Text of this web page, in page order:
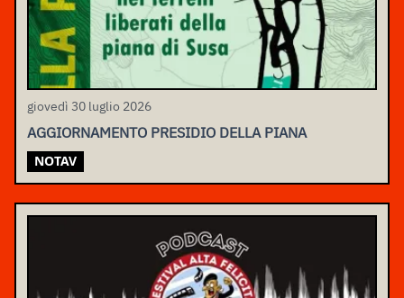
giovedì 30 luglio 2026
AGGIORNAMENTO PRESIDIO DELLA PIANA
NOTAV